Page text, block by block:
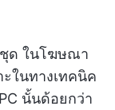
ด ในโฆษณา
ในทางเทคนิค
นั้นด้อยกว่า